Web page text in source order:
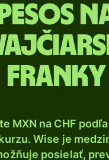
pesos
franky
MXN na CHF
Wise je
posielať,